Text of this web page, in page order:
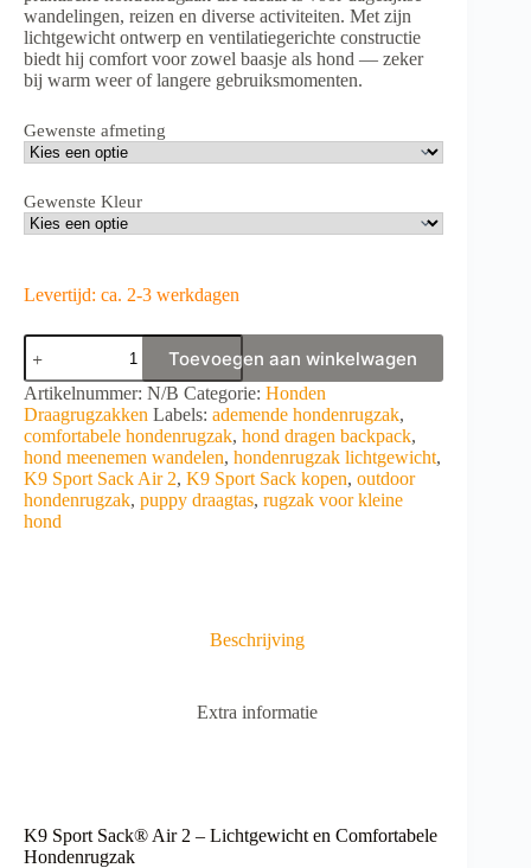
wandelingen, reizen en diverse activiteiten. Met zijn
lichtgewicht ontwerp en ventilatiegerichte constructie
biedt hij comfort voor zowel baasje als hond — zeker
bij warm weer of langere gebruiksmomenten.
Gewenste afmeting
Gewenste Kleur
Levertijd: ca. 2-3 werkdagen
K9
Sport
Sack®
Air
2
aantal
Toevoegen aan winkelwagen
A
l
t
e
r
n
a
Artikelnummer: N/B Categorie: Honden
Draagrugzakken Labels: ademende hondenrugzak,
comfortabele hondenrugzak, hond dragen backpack,
hond meenemen wandelen, hondenrugzak lichtgewicht,
K9 Sport Sack Air 2, K9 Sport Sack kopen, outdoor
hondenrugzak, puppy draagtas, rugzak voor kleine
hond
Beschrijving
Extra informatie
K9 Sport Sack® Air 2 – Lichtgewicht en Comfortabele
Hondenrugzak